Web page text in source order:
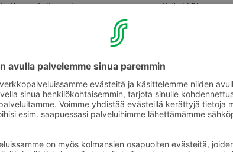
kriteereinä ovat muun muassa monikäyttöisyys,
vastuullisuus. Tarjoamalla asiakasomistajille
viinejä, halutaan taata jokaiselle asiakkaalle
ravintolassa sekä auttaa asiakkaita tekemään
Asiakasomistajien viinit 2020–2021
Barone Montalto Organic Bianco
sopii muun muassa pastalle, kanalle,